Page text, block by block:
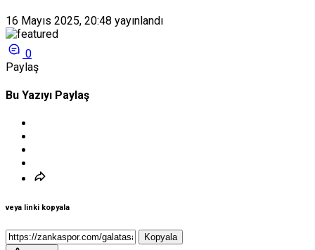
16 Mayıs 2025, 20:48 yayınlandı
0
Paylaş
Bu Yazıyı Paylaş
veya linki kopyala
Kopyala